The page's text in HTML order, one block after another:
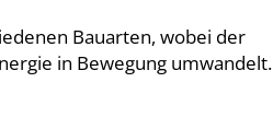
Bauarten, wobei der
in Bewegung umwandelt.